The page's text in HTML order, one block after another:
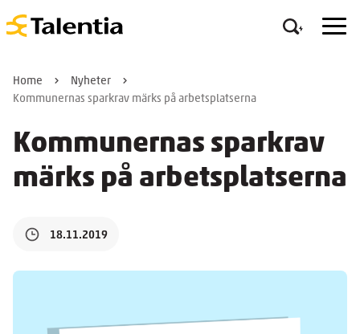
Home
Nyheter
Kommunernas sparkrav märks på arbetsplatserna
Kommunernas sparkrav
märks på arbetsplatserna
18.11.2019